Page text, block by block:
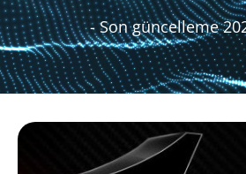
- Son güncelleme